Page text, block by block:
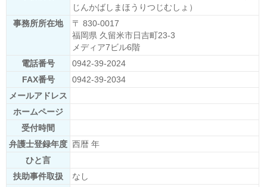
じんかばしまほうりつじむしょ）
事務所所在地
〒 830-0017
福岡県 久留米市日吉町23-3
メディア7ビル6階
電話番号
0942-39-2024
FAX番号
0942-39-2034
メールアドレス
ホームページ
受付時間
弁護士登録年度 西暦 年
ひと言
扶助事件取扱
なし